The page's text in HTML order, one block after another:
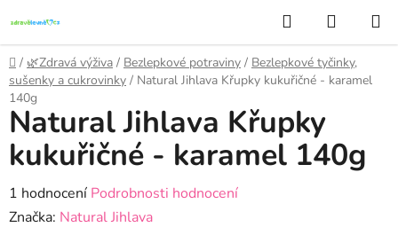
na
obsah
Hledat
KOŠÍK
Domů
/ 🌿Zdravá výživa / Bezlepkové potraviny / Bezlepkové tyčinky,
sušenky a cukrovinky / Natural Jihlava Křupky kukuřičné - karamel
140g
Natural Jihlava Křupky
kukuřičné - karamel 140g
Průměrné
hodnocení
1 hodnocení Podrobnosti hodnocení
Značka: Natural Jihlava